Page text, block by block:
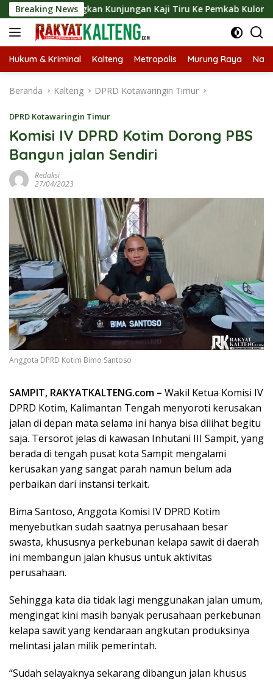
Langsung
ke
konten
Breaking NewsKunjungan Kaji Tiru Ke Pemkab Kulon Progo
Hukum & Kriminal Kalteng Metropolis Murung Raya
Beranda Kalteng DPRD Kotawaringin Timur
DPRD Kotawaringin Timur
Komisi IV DPRD Kotim Dorong PBS
Bangun jalan Sendiri
Redaksi
27/04/2023
Anggota DPRD Kotim Bimo Santoso
SAMPIT, RAKYATKALTENG.com – Wakil Ketua Komisi IV
DPRD Kotim, Kalimantan Tengah menyoroti kerusakan
jalan di depan mata selama ini hanya bisa dilihat begitu
saja. Tersorot jelas di kawasan Inhutani III Sampit, yang
berada di tengah pusat kota Sampit mengalami
kerusakan yang sangat parah namun belum ada
perbaikan dari instansi terkait.
Bima Santoso, Anggota Komisi IV DPRD Kotim
menyebutkan sudah saatnya perusahaan besar
swasta, khususnya perkebunan kelapa sawit di daerah
ini membangun jalan khusus untuk aktivitas
perusahaan.
Sehingga kata dia tidak lagi menggunakan jalan umum,
mengingat kini masih banyak perusahaan perkebunan
kelapa sawit yang kendaraan angkutan produksinya
melintasi jalan milik pemerintah.
“Sudah selayaknya sekarang dibangun jalan khusus